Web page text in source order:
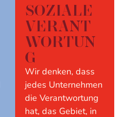
SOZIALE
VERANT
WORTUN
G
Wir denken, dass
jedes Unternehmen
die Verantwortung
hat, das Gebiet, in